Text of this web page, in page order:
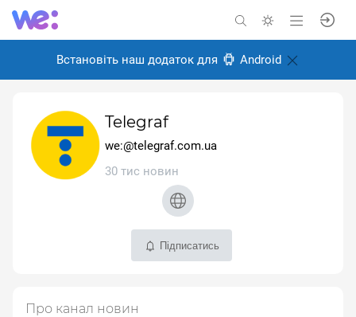
Встановіть наш додаток для Android
Telegraf
we:@telegraf.com.ua
30 тис новин
Підписатись
Про канал новин